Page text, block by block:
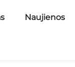
Naujienos